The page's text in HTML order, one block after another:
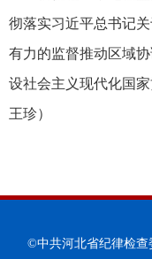
彻落实习近平总书记
有力的监督推动区域
设社会主义现代化国
王珍）
©中共河北省纪律检